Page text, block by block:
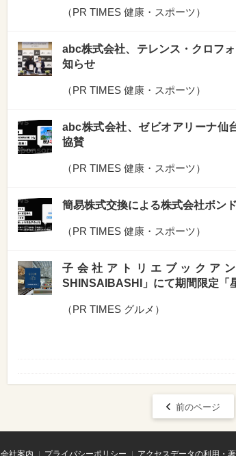
（PR TIMES 健康・スポーツ）
abc株式会社、テレンス・クロフ
知らせ
（PR TIMES 健康・スポーツ）
abc株式会社、ゼビオアリーナ仙
協賛
（PR TIMES 健康・スポーツ）
簡易株式交換による株式会社ボン
（PR TIMES 健康・スポーツ）
子会社アトリエブックアン
SHINSAIBASHI」にて期間限定「
（PR TIMES グルメ ）
前のページ
会社案内 プライバシーポリシー アクセスデータの利用・